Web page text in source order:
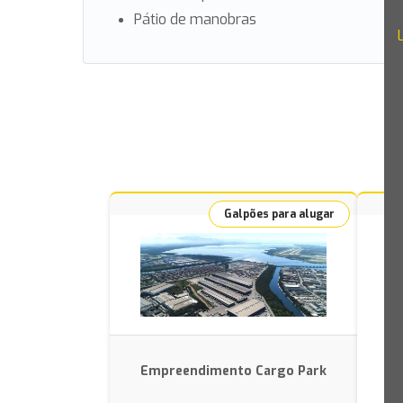
Pátio de manobras
Empreendimento Cargo Park
Galpões para alugar